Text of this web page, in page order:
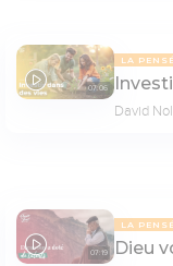
07:06
LA
David
07:19
LA
Dieu